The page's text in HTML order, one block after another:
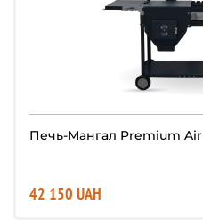
Печь-Мангал Premium Air
42 150 UAH